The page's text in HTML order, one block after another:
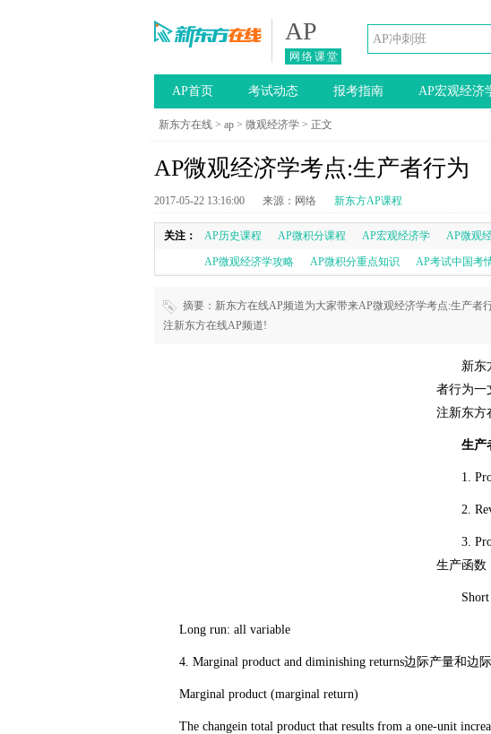
AP
网络课堂
AP首页 考试动态 报考指南 AP宏观经济
新东方在线 > ap > 微观经济学 > 正文
AP微观经济学考点:生产者行为
2017-05-22 13:16:00 来源：网络 新东方AP课程
关注： AP历史课程 AP微积分课程 AP宏观经济学 AP微观
AP微观经济学攻略 AP微积分重点知识 AP考试中国考
摘要：新东方在线AP频道为大家带来AP微观经济学考点:生产
注新东方在线AP频道!
新东方
者行为一
注新东方
生产
1.
2.
3.
生产函数
Short
Long run: all variable
4. Marginal product and diminishing returns边际产量和边
Marginal product (marginal return)
The changein total product that results from a one-unit